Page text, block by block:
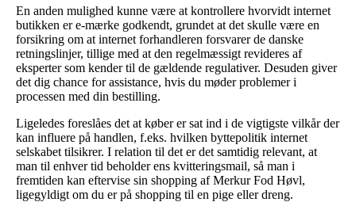
En anden mulighed kunne være at kontrollere hvorvidt internet
butikken er e-mærke godkendt, grundet at det skulle være en
forsikring om at internet forhandleren forsvarer de danske
retningslinjer, tillige med at den regelmæssigt revideres af
eksperter som kender til de gældende regulativer. Desuden giver
det dig chance for assistance, hvis du møder problemer i
processen med din bestilling.
Ligeledes foreslåes det at køber er sat ind i de vigtigste vilkår der
kan influere på handlen, f.eks. hvilken byttepolitik internet
selskabet tilsikrer. I relation til det er det samtidig relevant, at
man til enhver tid beholder ens kvitteringsmail, så man i
fremtiden kan eftervise sin shopping af Merkur Fod Høvl,
ligegyldigt om du er på shopping til en pige eller dreng.